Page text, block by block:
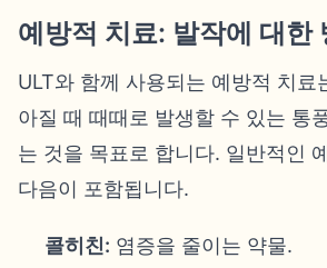
예방적 치료: 발작에 대한
ULT와 함께 사용되는 예방적 치료
아질 때 때때로 발생할 수 있는 통
는 것을 목표로 합니다. 일반적인
다음이 포함됩니다.
콜히친: 염증을 줄이는 약물.